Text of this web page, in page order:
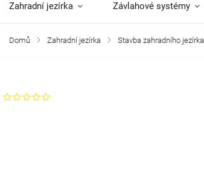
Zahradní jezírka Závlahové systémy
Domů / Zahradní jezírka / Stavba zahradního jezírka